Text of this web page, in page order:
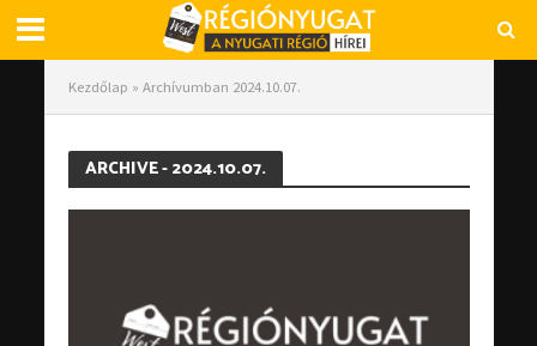
Kezdőlap » Archívumban 2024.10.07.
ARCHIVE - 2024.10.07.